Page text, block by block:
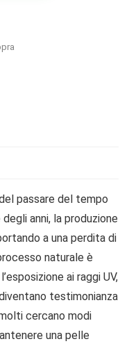
passare del tempo
anni, la produzione
a una perdita di
naturale è
ai raggi UV,
testimonianza
cercano modi
una pelle